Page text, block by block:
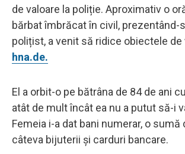
de valoare la poliție. Aproximativ o
bărbat îmbrăcat în civil, prezentând-
polițist, a venit să ridice obiectele de
hna.de.
El a orbit-o pe bătrâna de 84 de ani
atât de mult încât ea nu a putut să-i
Femeia i-a dat bani numerar, o
câteva bijuterii și carduri bancare.